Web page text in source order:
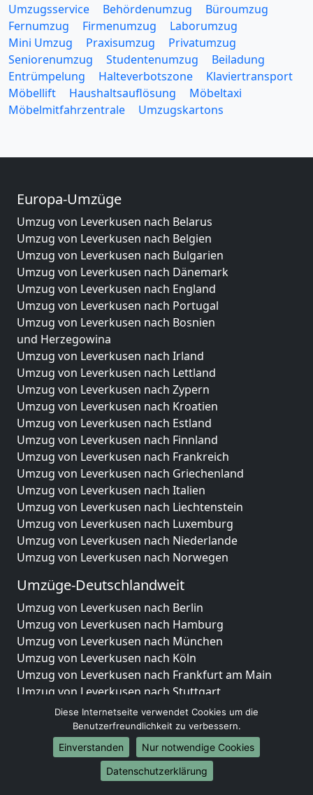
Umzugsservice Behördenumzug
Büroumzug
Fernumzug
Firmenumzug
Laborumzug
Mini Umzug
Praxisumzug
Privatumzug
Seniorenumzug
Studentenumzug
Beiladung
Entrümpelung
Halteverbotszone
Klaviertransport
Möbellift
Haushaltsauflösung
Möbeltaxi
Möbelmitfahrzentrale
Umzugskartons
Europa-Umzüge
Umzug von Leverkusen nach Belarus
Umzug von Leverkusen nach Belgien
Umzug von Leverkusen nach Bulgarien
Umzug von Leverkusen nach Dänemark
Umzug von Leverkusen nach England
Umzug von Leverkusen nach Portugal
Umzug von Leverkusen nach Bosnien
und Herzegowina
Umzug von Leverkusen nach Irland
Umzug von Leverkusen nach Lettland
Umzug von Leverkusen nach Zypern
Umzug von Leverkusen nach Kroatien
Umzug von Leverkusen nach Estland
Umzug von Leverkusen nach Finnland
Umzug von Leverkusen nach Frankreich
Umzug von Leverkusen nach Griechenland
Umzug von Leverkusen nach Italien
Umzug von Leverkusen nach Liechtenstein
Umzug von Leverkusen nach Luxemburg
Umzug von Leverkusen nach Niederlande
Umzug von Leverkusen nach Norwegen
Umzüge-Deutschlandweit
Umzug von Leverkusen nach Berlin
Umzug von Leverkusen nach Hamburg
Umzug von Leverkusen nach München
Umzug von Leverkusen nach Köln
Umzug von Leverkusen nach Frankfurt am Main
Umzug von Leverkusen nach Stuttgart
Umzug von Leverkusen nach Düsseldorf
Umzug von Leverkusen nach Leipzig
Umzug von Leverkusen nach Dortmund
Umzug von Leverkusen nach Essen
Umzug von Leverkusen nach Bremen
Diese Internetseite verwendet Cookies um die
Benutzerfreundlichkeit zu verbessern.
Einverstanden
Nur notwendige Cookies
Datenschutzerklärung